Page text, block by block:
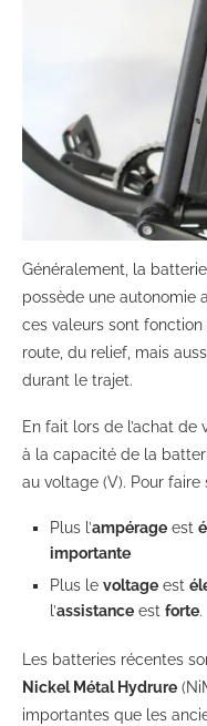
Généralement, la
possède une autonomie
ces valeurs sont
route, du relief, mais
durant le trajet.
En fait lors de l’achat
à la capacité de la
au voltage (V). Pour faire
Plus l’ampérage est
importante
Plus le voltage est
l’assistance est forte.
Les batteries récentes
Nickel Métal Hydrure
importantes que les